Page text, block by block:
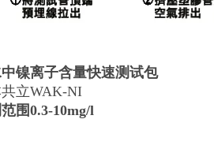
镍离子含量快速测试包
共立WAK-NI
围0.3-10mg/l